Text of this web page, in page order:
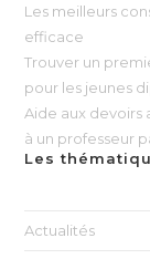
Les meilleurs
efficace
Trouver un
pour les jeunes
Aide aux devoirs
à un professeur
Les
Actualités